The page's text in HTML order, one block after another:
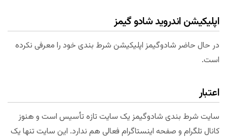
اپلیکیشن اندروید شادو گیمز
در حال حاضر شادوگیمز اپلیکیشن شرط بندی خود را معرفی نکرده
است.
اعتبار
سایت شرط بندی شادوگیمز یک سایت تازه تأسیس است و هنوز
کانال تلگرام و صفحه اینستاگرام فعالی هم ندارد. این سایت تنها یک